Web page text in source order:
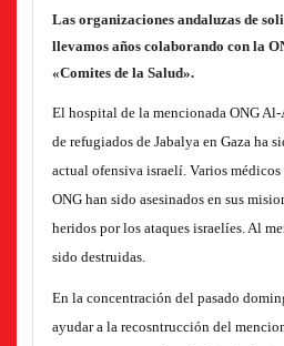
Las organizaciones andaluzas de
llevamos años colaborando con la
«Comites de la Salud».
El hospital de la mencionada ONG
de refugiados de Jabalya en Gaza ha
actual ofensiva israelí. Varios
ONG han sido asesinados en sus
heridos por los ataques israelíes. Al
sido destruidas.
En la concentración del pasado
ayudar a la recosntrucción del